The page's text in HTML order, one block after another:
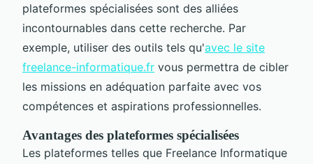
plateformes spécialisées sont des alliées
incontournables dans cette recherche. Par
exemple, utiliser des outils tels qu'avec le site
freelance-informatique.fr vous permettra de cibler
les missions en adéquation parfaite avec vos
compétences et aspirations professionnelles.
Avantages des plateformes spécialisées
Les plateformes telles que Freelance Informatique